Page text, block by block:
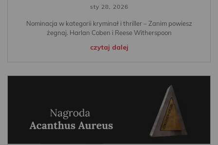
sty 28, 2026
Nominacja w kategorii kryminał i thriller – Zanim powiesz
żegnaj. Harlan Coben i Reese Witherspoon
czytaj dalej